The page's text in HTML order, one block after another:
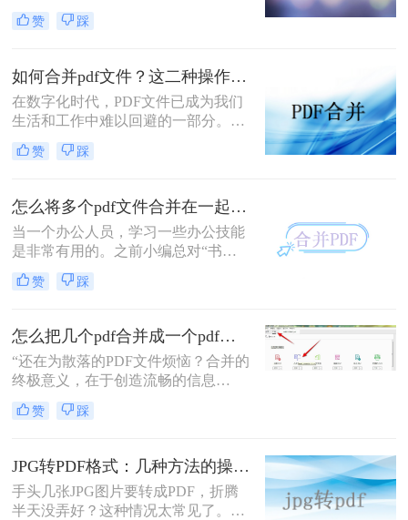
用时就恨少”这句话非常不以为然，
直到真正遇到的时候，才明白这句话
候多学点东西，等用到的时候也不会
变得手忙脚乱。你知道怎么怎么把几
个pdf文件放到一个里面吗？今日小编
就跟你分享如何把PDF合并在一起。
赞 踩
如何合并pdf文件？这二种操作方法十分简单！
在数字化时代，PDF文件已成为我们
生活和工作中难以回避的一部分。然
而，有时我们会遇到需要合并多个
PDF文件的情况，比如需要把多个章
或者将多个报告整合成一个统一的文
档。那么，如何合并PDF文件呢？本
文将为你介绍二种省时高效的解决方
案。
赞 踩
怎么将多个pdf文件合并在一起？这3个方法一分钟就能搞定！太好用了
当一个办公人员，学习一些办公技能
是非常有用的。之前小编总对“书到
用时就恨少”这句话非常不以为然，
直到真正遇到的时候，才明白这句话
候多学点东西，等用到的时候也不会
变得手忙脚乱。你知道怎么将多个pdf
文件合并在一起吗？今日小编就跟你
分享如何把pdf合并在一起。
赞 踩
怎么把几个pdf合并成一个pdf文件？合并文件的四大高效秘籍，总有一款适合你！
“还在为散落的PDF文件烦恼？合并的
终极意义，在于创造流畅的信息
流。”身为一名深耕电脑办公软件测
评多年的博主，我深知高效处理文档
点。面对数十份零散的PDF——可能
是项目报告的不同章节、分散的合同
附件，或是零散的参考资料
赞 踩
JPG转PDF格式：几种方法的操作步骤和DPI设置！
手头几张JPG图片要转成PDF，折腾
半天没弄好？这种情况太常见了。不